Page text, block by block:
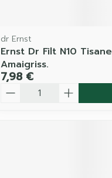
dr Ernst
Ernst Dr Filt N10 Tisane
Amaigriss.
7,98 €
Quantité